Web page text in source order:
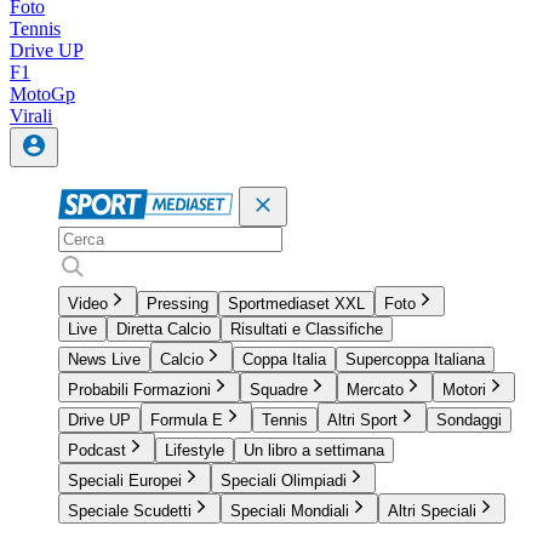
Foto
Tennis
Drive UP
F1
MotoGp
Virali
Video Pressing Sportmediaset XXL
Foto
Live
Diretta Calcio
Risultati e Classifiche
News Live
Calcio Coppa Italia
Supercoppa Italiana
Probabili Formazioni
Squadre Mercato
Motori
Drive UP
Formula E Tennis Altri Sport
Sondaggi
Podcast
Lifestyle
Un libro a settimana
Speciali Europei
Speciali Olimpiadi
Speciale Scudetti
Speciali Mondiali Altri Speciali